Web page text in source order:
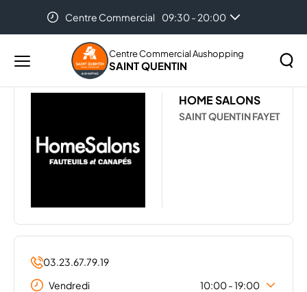
Centre Commercial
09:30 - 20:00
Auchan 08:30 - 21:00
Menu
principal
Centre Commercial Aushopping
SAINT QUENTIN
Rechercher
Les magasins de votre centre Aushopping Saint
HOME SALONS
HOME SALONS
SAINT QUENTIN FAYET
03.23.67.79.19
Vendredi
10:00 - 19:00